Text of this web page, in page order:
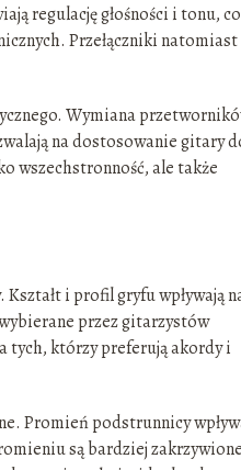
regulację głośności i tonu, co
Przełączniki natomiast
Wymiana
na dostosowanie gitary
wszechstronność, ale także
i profil gryfu wpływają
przez gitarzystów
tych, którzy preferują akordy i
Promień podstrunnicy
są bardziej